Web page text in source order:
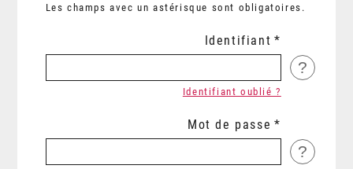
Les champs avec un astérisque sont obligatoires.
Identifiant
?
Identifiant oublié ?
Mot de passe
?